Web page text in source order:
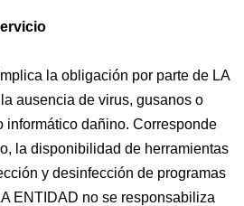
la obligación por parte de LA
ausencia de virus, gusanos o
informático dañino. Corresponde
la disponibilidad de herramientas
y desinfección de programas
ENTIDAD no se responsabiliza